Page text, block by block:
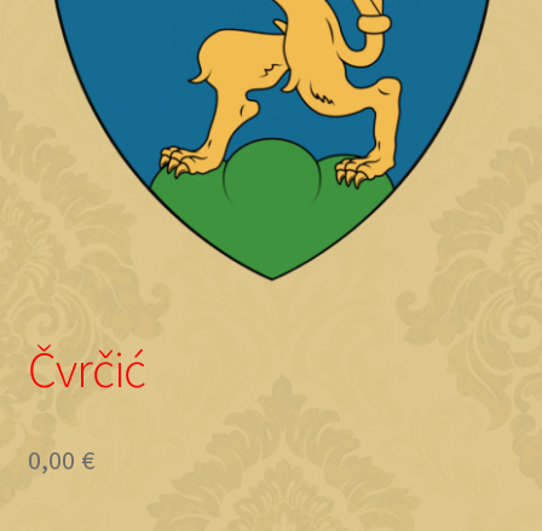
Objave
Čvrčić
0,00 €